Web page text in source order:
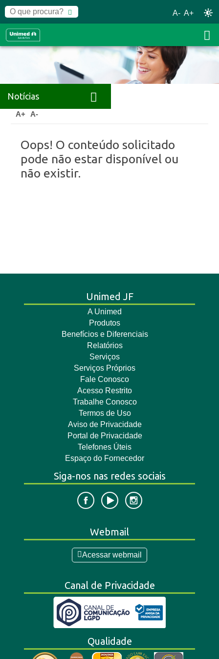
A- A+
Notícias
Home Notícias
A+ A-
Oops! O conteúdo solicitado
pode não estar disponível ou
não existir.
Unimed JF
A Unimed
Produtos
Benefícios e Diferenciais
Relatórios
Serviços
Serviços Próprios
Fale Conosco
Acesso Restrito
Trabalhe Conosco
Termos de Uso
Aviso de Privacidade
Portal de Privacidade
Telefones Úteis
Espaço do Fornecedor
Siga-nos nas redes sociais
Webmail
Acessar webmail
Canal de Privacidade
Qualidade